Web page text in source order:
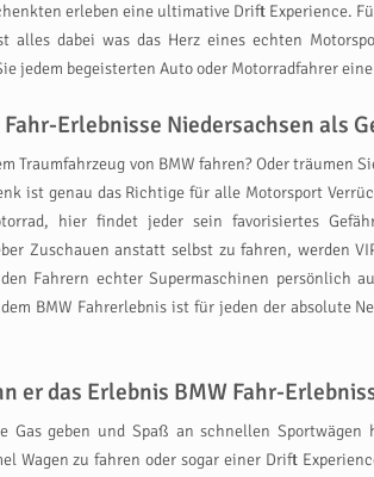
erleben eine ultimative Drift Experience.
alles dabei was das Herz eines echten
jedem begeisterten Auto oder Motorradfahrer
Erlebnisse Niedersachsen als
Traumfahrzeug von BMW fahren? Oder träumen
ist genau das Richtige für alle Motorsport
hier findet jeder sein favorisiertes
Zuschauen anstatt selbst zu fahren, werden
Fahrern echter Supermaschinen persönlich
BMW Fahrerlebnis ist für jeden der absolute
er das Erlebnis BMW Fahr-
Gas geben und Spaß an schnellen
Wagen zu fahren oder sogar einer Drift